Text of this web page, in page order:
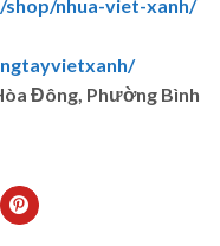
nhua-viet-xanh/
Đông, Phường Bình